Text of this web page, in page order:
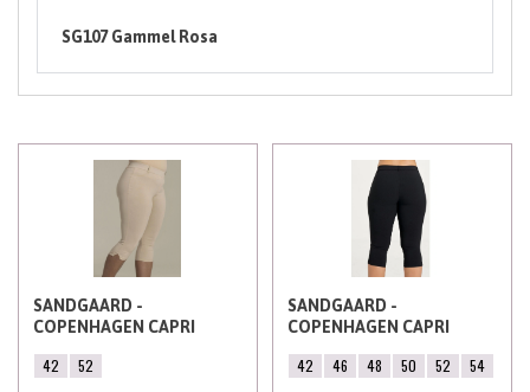
SG107 Gammel Rosa
SANDGAARD -
COPENHAGEN CAPRI
42 52
SANDGAARD -
COPENHAGEN CAPRI
42 46 48 50 52 54